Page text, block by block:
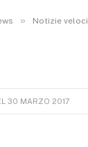
» Notizie veloci
30 MARZO 2017